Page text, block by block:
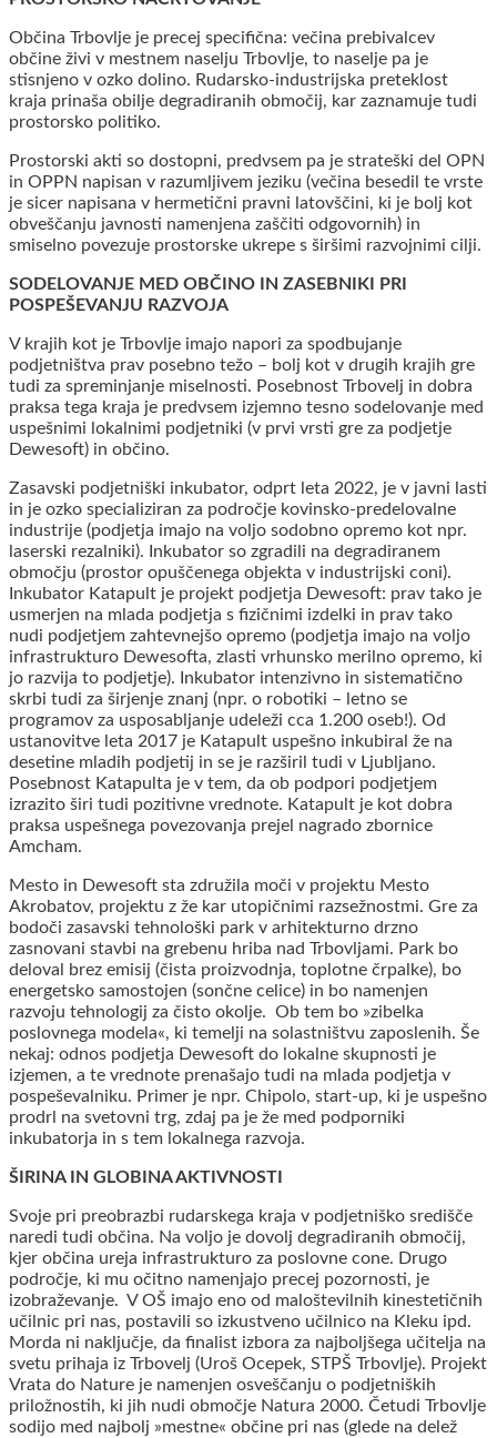
Občina Trbovlje je precej specifična: večina prebivalcev
občine živi v mestnem naselju Trbovlje, to naselje pa je
stisnjeno v ozko dolino. Rudarsko-industrijska preteklost
kraja prinaša obilje degradiranih območij, kar zaznamuje tudi
prostorsko politiko.
Prostorski akti so dostopni, predvsem pa je strateški del OPN
in OPPN napisan v razumljivem jeziku (večina besedil te vrste
je sicer napisana v hermetični pravni latovščini, ki je bolj kot
obveščanju javnosti namenjena zaščiti odgovornih) in
smiselno povezuje prostorske ukrepe s širšimi razvojnimi cilji.
SODELOVANJE MED OBČINO IN ZASEBNIKI PRI
POSPEŠEVANJU RAZVOJA
V krajih kot je Trbovlje imajo napori za spodbujanje
podjetništva prav posebno težo – bolj kot v drugih krajih gre
tudi za spreminjanje miselnosti. Posebnost Trbovelj in dobra
praksa tega kraja je predvsem izjemno tesno sodelovanje med
uspešnimi lokalnimi podjetniki (v prvi vrsti gre za podjetje
Dewesoft) in občino.
Zasavski podjetniški inkubator, odprt leta 2022, je v javni lasti
in je ozko specializiran za področje kovinsko-predelovalne
industrije (podjetja imajo na voljo sodobno opremo kot npr.
laserski rezalniki). Inkubator so zgradili na degradiranem
območju (prostor opuščenega objekta v industrijski coni).
Inkubator Katapult je projekt podjetja Dewesoft: prav tako je
usmerjen na mlada podjetja s fizičnimi izdelki in prav tako
nudi podjetjem zahtevnejšo opremo (podjetja imajo na voljo
infrastrukturo Dewesofta, zlasti vrhunsko merilno opremo, ki
jo razvija to podjetje). Inkubator intenzivno in sistematično
skrbi tudi za širjenje znanj (npr. o robotiki – letno se
programov za usposabljanje udeleži cca 1.200 oseb!). Od
ustanovitve leta 2017 je Katapult uspešno inkubiral že na
desetine mladih podjetij in se je razširil tudi v Ljubljano.
Posebnost Katapulta je v tem, da ob podpori podjetjem
izrazito širi tudi pozitivne vrednote. Katapult je kot dobra
praksa uspešnega povezovanja prejel nagrado zbornice
Amcham.
Mesto in Dewesoft sta združila moči v projektu Mesto
Akrobatov, projektu z že kar utopičnimi razsežnostmi. Gre za
bodoči zasavski tehnološki park v arhitekturno drzno
zasnovani stavbi na grebenu hriba nad Trbovljami. Park bo
deloval brez emisij (čista proizvodnja, toplotne črpalke), bo
energetsko samostojen (sončne celice) in bo namenjen
razvoju tehnologij za čisto okolje. Ob tem bo »zibelka
poslovnega modela«, ki temelji na solastništvu zaposlenih. Še
nekaj: odnos podjetja Dewesoft do lokalne skupnosti je
izjemen, a te vrednote prenašajo tudi na mlada podjetja v
pospeševalniku. Primer je npr. Chipolo, start-up, ki je uspešno
prodrl na svetovni trg, zdaj pa je že med podporniki
inkubatorja in s tem lokalnega razvoja.
ŠIRINA IN GLOBINA AKTIVNOSTI
Svoje pri preobrazbi rudarskega kraja v podjetniško središče
naredi tudi občina. Na voljo je dovolj degradiranih območij,
kjer občina ureja infrastrukturo za poslovne cone. Drugo
področje, ki mu očitno namenjajo precej pozornosti, je
izobraževanje. V OŠ imajo eno od maloštevilnih kinestetičnih
učilnic pri nas, postavili so izkustveno učilnico na Kleku ipd.
Morda ni naključje, da finalist izbora za najboljšega učitelja na
svetu prihaja iz Trbovelj (Uroš Ocepek, STPŠ Trbovlje). Projekt
Vrata do Nature je namenjen osveščanju o podjetniških
priložnostih, ki jih nudi območje Natura 2000. Četudi Trbovlje
sodijo med najbolj »mestne« občine pri nas (glede na delež